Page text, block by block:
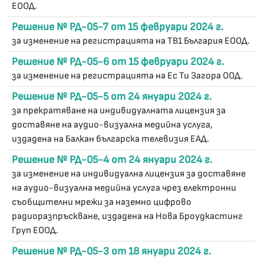
ЕООД.
Решение № РД-05-7 от 15 февруари 2024 г.
за изменение на регистрацията на ТВ1 България ЕООД.
Решение № РД-05-6 от 15 февруари 2024 г.
за изменение на регистрацията на Ес Ти Загора ООД.
Решение № РД-05-5 от 24 януари 2024 г.
за прекратяване на индивидуалната лицензия за
доставяне на аудио-визуална медийна услуга,
издадена на Балкан българска телевизия ЕАД.
Решение № РД-05-4 от 24 януари 2024 г.
за изменение на индивидуална лицензия за доставяне
на аудио-визуална медийна услуга чрез електронни
съобщителни мрежи за наземно цифрово
радиоразпръскване, издадена на Нова Броудкастинг
Груп ЕООД.
Решение № РД-05-3 от 18 януари 2024 г.